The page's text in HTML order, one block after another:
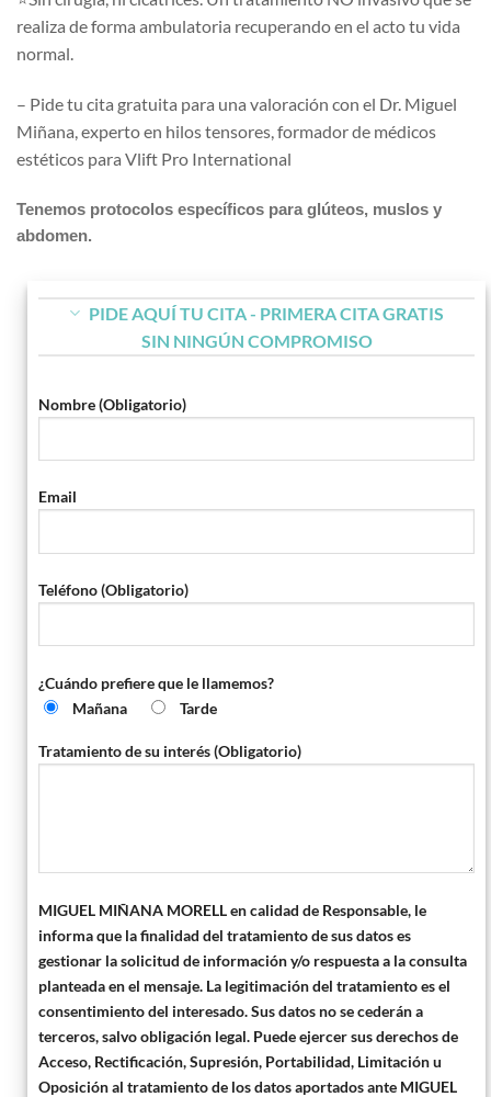
realiza de forma ambulatoria recuperando en el acto tu vida
normal.
– Pide tu cita gratuita para una valoración con el Dr. Miguel
Miñana, experto en hilos tensores, formador de médicos
estéticos para Vlift Pro International
Tenemos protocolos específicos para glúteos, muslos y
abdomen.
PIDE AQUÍ TU CITA - PRIMERA CITA GRATIS
SIN NINGÚN COMPROMISO
Nombre (Obligatorio)
Email
Teléfono (Obligatorio)
¿Cuándo prefiere que le llamemos?
Mañana
Tarde
Tratamiento de su interés (Obligatorio)
MIGUEL MIÑANA MORELL en calidad de Responsable, le
informa que la finalidad del tratamiento de sus datos es
gestionar la solicitud de información y/o respuesta a la consulta
planteada en el mensaje. La legitimación del tratamiento es el
consentimiento del interesado. Sus datos no se cederán a
terceros, salvo obligación legal. Puede ejercer sus derechos de
Acceso, Rectificación, Supresión, Portabilidad, Limitación u
Oposición al tratamiento de los datos aportados ante MIGUEL